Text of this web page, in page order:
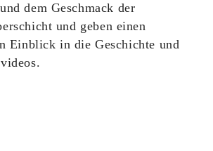
dem Geschmack der
und geben einen
Einblick in die Geschichte und